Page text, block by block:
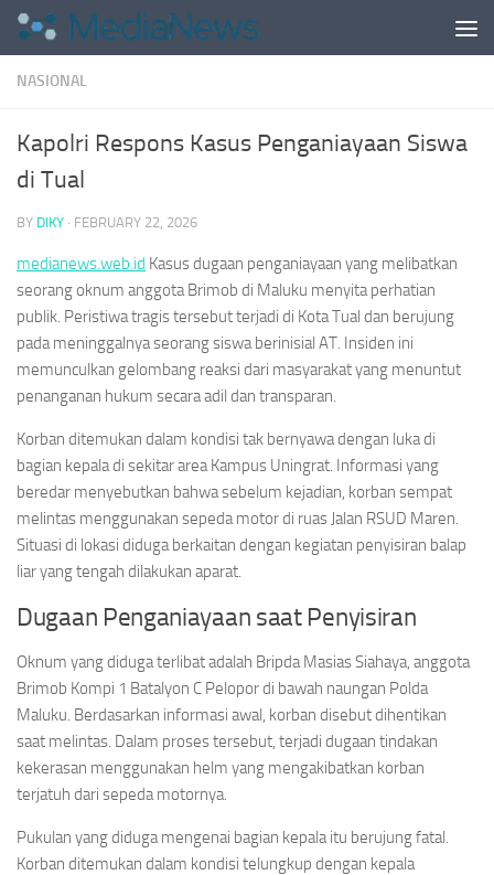
Skip to content
NASIONAL
Kapolri Respons Kasus Penganiayaan Siswa
di Tual
BY DIKY · FEBRUARY 22, 2026
medianews.web.id Kasus dugaan penganiayaan yang melibatkan
seorang oknum anggota Brimob di Maluku menyita perhatian
publik. Peristiwa tragis tersebut terjadi di Kota Tual dan berujung
pada meninggalnya seorang siswa berinisial AT. Insiden ini
memunculkan gelombang reaksi dari masyarakat yang menuntut
penanganan hukum secara adil dan transparan.
Korban ditemukan dalam kondisi tak bernyawa dengan luka di
bagian kepala di sekitar area Kampus Uningrat. Informasi yang
beredar menyebutkan bahwa sebelum kejadian, korban sempat
melintas menggunakan sepeda motor di ruas Jalan RSUD Maren.
Situasi di lokasi diduga berkaitan dengan kegiatan penyisiran balap
liar yang tengah dilakukan aparat.
Dugaan Penganiayaan saat Penyisiran
Oknum yang diduga terlibat adalah Bripda Masias Siahaya, anggota
Brimob Kompi 1 Batalyon C Pelopor di bawah naungan Polda
Maluku. Berdasarkan informasi awal, korban disebut dihentikan
saat melintas. Dalam proses tersebut, terjadi dugaan tindakan
kekerasan menggunakan helm yang mengakibatkan korban
terjatuh dari sepeda motornya.
Pukulan yang diduga mengenai bagian kepala itu berujung fatal.
Korban ditemukan dalam kondisi telungkup dengan kepala